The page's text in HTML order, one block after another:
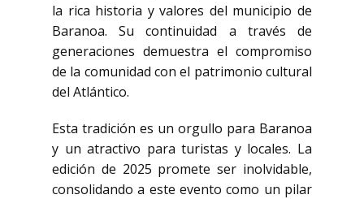
la rica historia y valores del municipio de
Baranoa. Su continuidad a través de
generaciones demuestra el compromiso
de la comunidad con el patrimonio cultural
del Atlántico.
Esta tradición es un orgullo para Baranoa
y un atractivo para turistas y locales. La
edición de 2025 promete ser inolvidable,
consolidando a este evento como un pilar